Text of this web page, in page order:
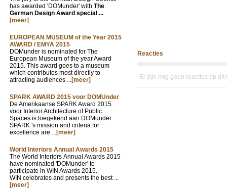
has awarded 'DOMunder' with The
German Design Award special ...
[meer]
EUROPEAN MUSEUM of the Year 2015
AWARD / EMYA 2015
DOMunder is nominated for The
European Museum of the year Award
2015. This award goes to a museum
which contributes most directly to
attracting audiences ...[meer]
SPARK AWARD 2015 voor DOMUnder
De Amerikaanse SPARK Award 2015
voor Interior Architecture of Public
Spaces is toegekend aan DOMunder.
SPARK 's mission and criteria for
excellence are ...[meer]
World Interiors Annual Awards 2015
The World Interiors Annual Awards 2015
have nominated 'DOMunder' to
participate in WIN Awards 2015.
WIN celebrates and presents the best ...
[meer]
Reacties
Er zijn nog geen reacties op dit